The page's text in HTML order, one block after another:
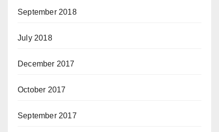
September 2018
July 2018
December 2017
October 2017
September 2017